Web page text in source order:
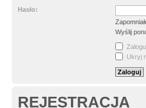
Hasło:
Wyślij
Ukryj
REJESTRACJA